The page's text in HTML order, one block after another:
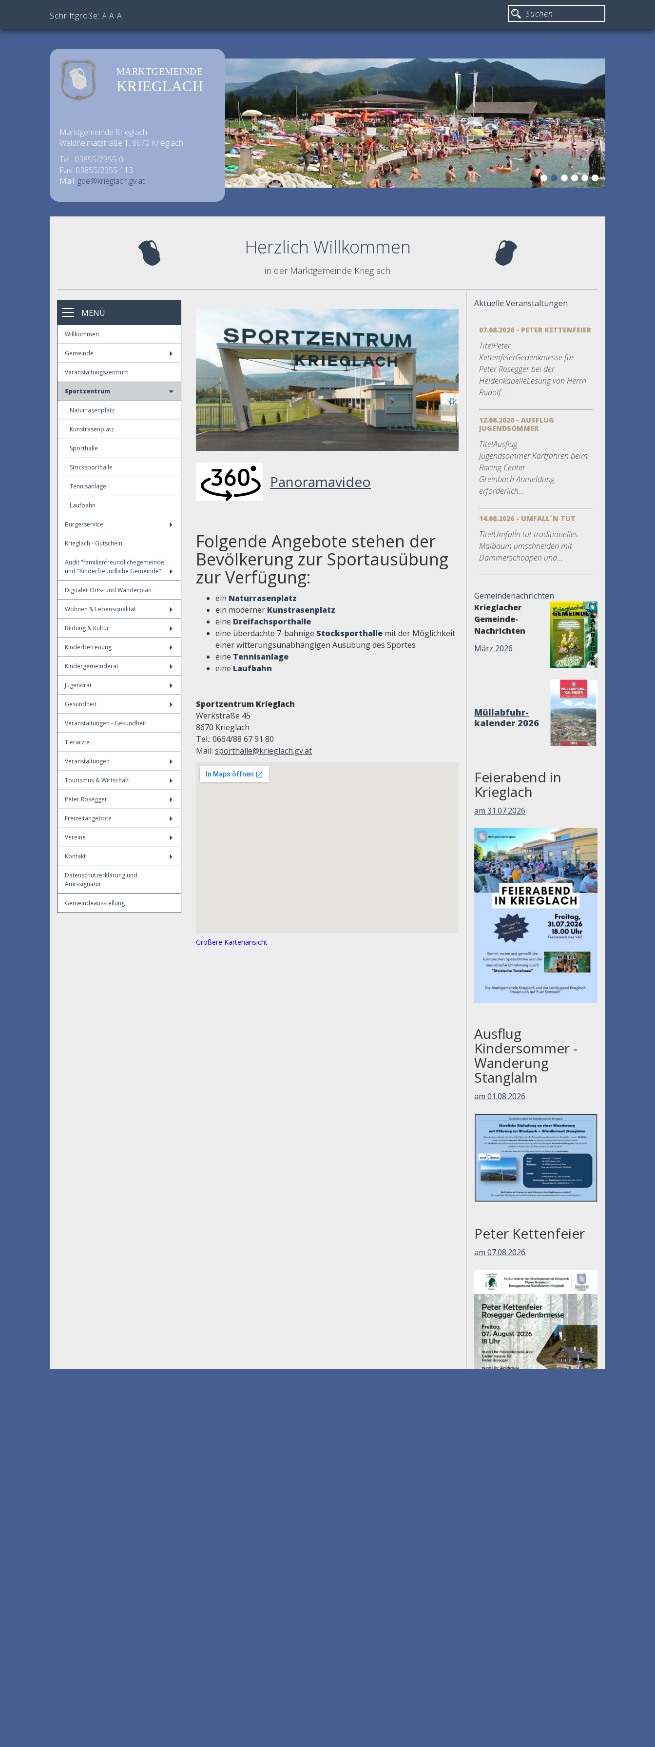
Schriftgröße: A A A
MARKTGEMEINDE
KRIEGLACH
Marktgemeinde Krieglach
Waldheimatstraße 1, 8670 Krieglach
Tel.: 03855/2355-0
Fax: 03855/2355-113
Mail: gde@krieglach.gv.at
Herzlich Willkommen
in der Marktgemeinde Krieglach
MENÜ
Willkommen
Gemeinde
Veranstaltungszentrum
Sportzentrum
Naturrasenplatz
Kunstrasenplatz
Sporthalle
Stocksporthalle
Tennisanlage
Laufbahn
Bürgerservice
Krieglach - Gutschein
Audit "familienfreundlichegemeinde"
und "Kinderfreundliche Gemeinde"
Digitaler Orts- und Wanderplan
Wohnen & Lebensqualität
Bildung & Kultur
Kinderbetreuung
Kindergemeinderat
Jugendrat
Gesundheit
Veranstaltungen - Gesundheit
Tierärzte
Veranstaltungen
Tourismus & Wirtschaft
Peter Rosegger
Freizeitangebote
Vereine
Kontakt
Datenschutzerklärung und
Amtssignatur
Gemeindeausstellung
Panoramavideo
Folgende Angebote stehen der
Bevölkerung zur Sportausübung
zur Verfügung:
ein Naturrasenplatz
ein moderner Kunstrasenplatz
eine Dreifachsporthalle
eine überdachte 7-bahnige Stocksporthalle mit der Möglichkeit
einer witterungsunabhängigen Ausübung des Sportes
eine Tennisanlage
eine Laufbahn
Sportzentrum Krieglach
Werkstraße 45
8670 Krieglach
Tel.: 0664/88 67 91 80
Mail: sporthalle@krieglach.gv.at
Größere Kartenansicht
Aktuelle Veranstaltungen
07.08.2026 - PETER KETTENFEIER
TitelPeter
KettenfeierGedenkmesse für
Peter Rosegger bei der
HeldenkapelleLesung von Herrn
Rudolf...
12.08.2026 - AUSFLUG
JUGENDSOMMER
TitelAusflug
Jugendsommer Kartfahren beim
Racing Center
Greinbach Anmeldung
erforderlich...
14.08.2026 - UMFALL´N TUT
TitelUmfall´n tut traditionelles
Maibaum umschneiden mit
Dämmerschoppen und...
Gemeindenachrichten
Krieglacher
Gemeinde-
Nachrichten
März 2026
Müllabfuhr-
kalender 2026
Feierabend in
Krieglach
am 31.07.2026
Ausflug
Kindersommer -
Wanderung
Stanglalm
am 01.08.2026
Peter Kettenfeier
am 07.08.2026